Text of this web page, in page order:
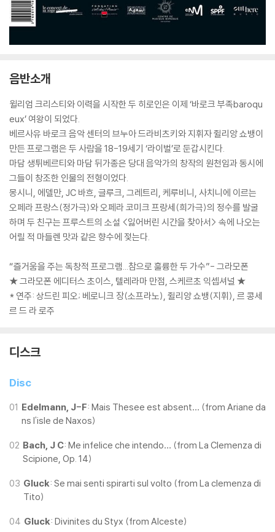
음반소개
윌리엄 크리스티와 이력을 시작한 두 히로인은 이제 ‘바로크 부족baroqu
eux’ 여왕이 되었다.
베르사유 바로크 음악 센터의 브누아 드라비츠키와 지휘자 쥘리앙 쇼뱅이
만든 프로그램은 두 사람을 18-19세기 ‘라이벌’로 둔갑시킨다.
마담 생튀베르티와 마담 뒤가종은 당대 음악가의 창작의 원천임과 동시에
그들이 창조한 인물의 전형이었다.
몽시니, 에델만, JC 바흐, 글루크, 그레트리, 케루비니, 사치니에 이르는
오페라 프랑스(정가극)와 오페라 코미크 프랑세(희가극)의 정수를 발굴
하며 두 친구는 프루스트의 소설 <잃어버린 시간을 찾아서> 속에 나오는
어릴 적 마들렌 맛과 같은 향수에 젖는다.
“즐거움을 주는 독창적 프로그램...참으로 훌륭한 두 가수”- 그라모폰
★ 그라모폰 에디터스 초이스, 텔레라마 만점, 스케르초 익셉셔널 ★
* 연주: 상드린 피오; 베로니크 장(소프라노), 쥘리앙 쇼뱅(지휘), 르 콩세
르 드 라 로주
디스크
Disc
01 Edelmann, J-F: Mais Thesee est absent… (from Ariane da
ns l'isle de Naxos)
02 Bach, J C: Me infelice che intendo… (from La Clemenza di
Scipione, Op. 14)
03 Gluck: Se mai senti spirarti sul volto (from La clemenza di
Tito)
04 Gluck: Divinites du Styx (from Alceste)